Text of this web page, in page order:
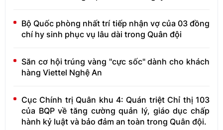
Bộ Quốc phòng nhất trí tiếp nhận vợ của 03 đồng
chí hy sinh phục vụ lâu dài trong Quân đội
Săn cơ hội trúng vàng "cực sốc" dành cho khách
hàng Viettel Nghệ An
Cục Chính trị Quân khu 4: Quán triệt Chỉ thị 103
của BQP về tăng cường quản lý, giáo dục chấp
hành kỷ luật và bảo đảm an toàn trong Quân đội.